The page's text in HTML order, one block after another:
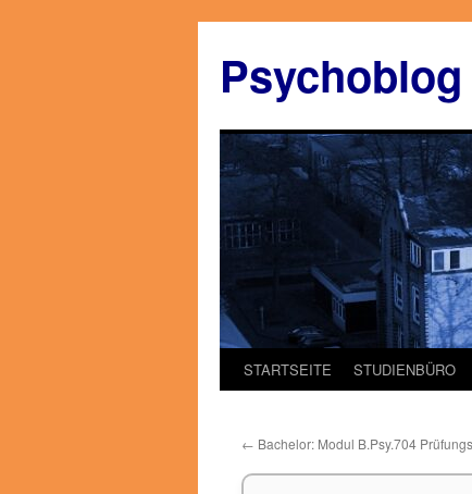
springen
Psychoblog
STARTSEITE STUDIENBÜRO
← Bachelor: Modul B.Psy.704